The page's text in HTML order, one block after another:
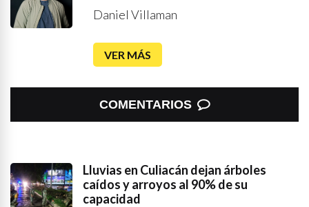
Daniel Villaman
VER MÁS
COMENTARIOS
Lluvias en Culiacán dejan árboles
caídos y arroyos al 90% de su
capacidad